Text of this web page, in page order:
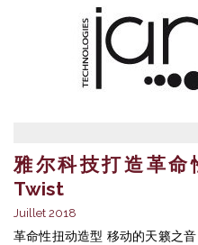
雅尔科技打造革命
Twist
Juillet 2018
革命性扭动造型 移动的天籁之